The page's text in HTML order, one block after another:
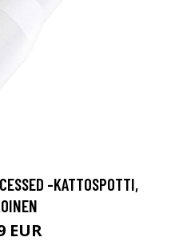
-KATTOSPOTTI,
EUR